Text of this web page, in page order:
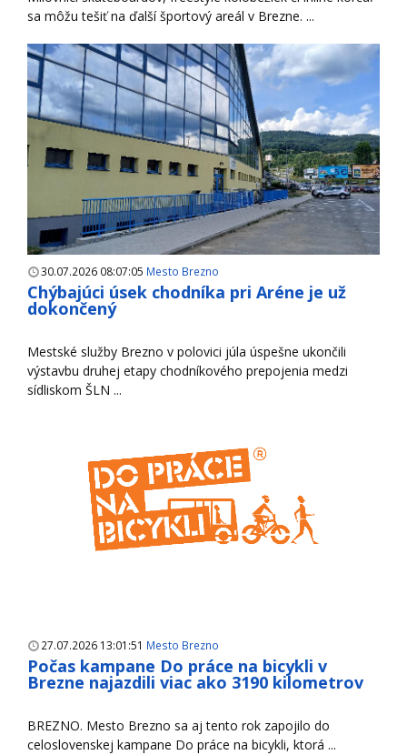
sa môžu tešiť na ďalší športový areál v Brezne. ...
30.07.2026 08:07:05 Mesto Brezno
Chýbajúci úsek chodníka pri Aréne je už
dokončený
Mestské služby Brezno v polovici júla úspešne ukončili
výstavbu druhej etapy chodníkového prepojenia medzi
sídliskom ŠLN ...
27.07.2026 13:01:51 Mesto Brezno
Počas kampane Do práce na bicykli v
Brezne najazdili viac ako 3190 kilometrov
BREZNO. Mesto Brezno sa aj tento rok zapojilo do
celoslovenskej kampane Do práce na bicykli, ktorá ...